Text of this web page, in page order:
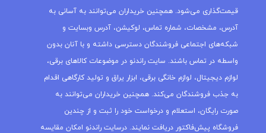
قیمت‌گذاری می‌شود. همچنین خریداران می‌توانند به آسانی به
آدرس، مشخصات، شماره تماس، لوکیشن، آدرس وبسایت و
شبکه‌های اجتماعی فروشندگان دسترسی داشته و با آنان بدون
واسطه در تماس باشند. سایت راندنو در موضوعات کالاهای برقی،
لوازم دیجیتال، لوازم خانگی برقی، ابزار یراق و تولید کارگاهی اقدام
به جذب فروشندگان می‌کند. همچنین خریداران می‌توانند به
صورت رایگان، استعلام و درخواست خود را ثبت و از چندین
فروشگاه پیش‌فاکتور دریافت نمایند. درسایت راندنو امکان مقایسه